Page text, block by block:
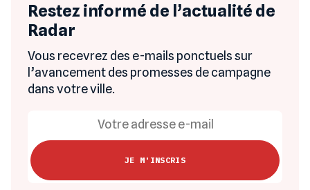
Restez informé de l’actualité de
Radar
Vous recevrez des e-mails ponctuels sur
l’avancement des promesses de campagne
dans votre ville.